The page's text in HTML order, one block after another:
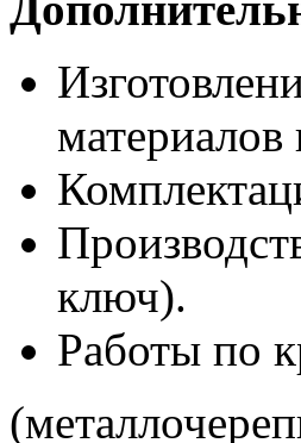
ключ).
Работы по